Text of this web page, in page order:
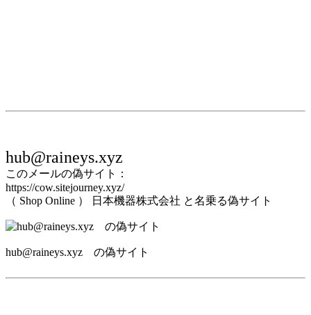
hub@raineys.xyz
このメールの偽サイト：
https://cow.sitejourney.xyz/
（ Shop Online ） 日本機器株式会社 と名乗る偽サイト
hub@raineys.xyz の偽サイト